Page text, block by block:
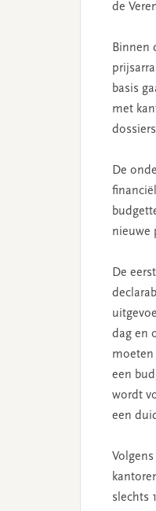
de
Binnen
basis
met
De
nieuwe
De
dag en
moeten
een
wordt
een
slechts